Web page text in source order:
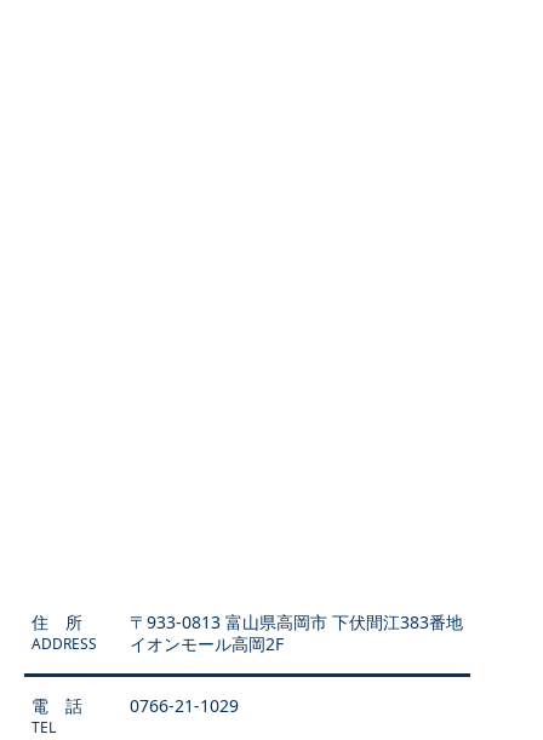
住 所
ADDRESS
〒933-0813 富山県高岡市 下伏間江383番地
イオンモール高岡2F
電 話
TEL
0766-21-1029